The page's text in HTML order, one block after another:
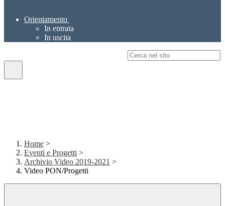
Orientamento
In entrata
In uscita
Home >
Eventi e Progetti >
Archivio Video 2019-2021 >
Video PON/Progetti